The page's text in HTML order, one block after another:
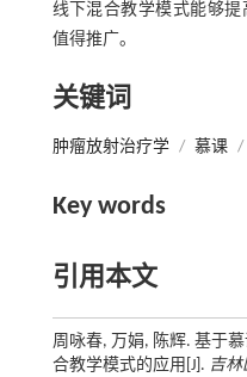
线下混合教学模式能够提
值得推广。
关键词
肿瘤放射治疗学 / 慕课 /
Key words
引用本文
周咏春, 万娟, 陈辉. 基于
合教学模式的应用[J]. 吉